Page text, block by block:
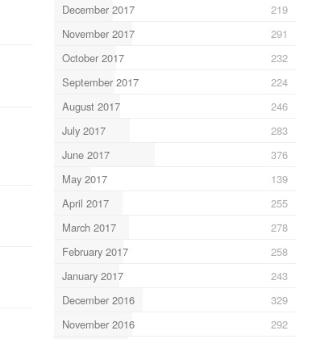
December 2017
219
November 2017
291
October 2017
232
September 2017
224
August 2017
246
July 2017
283
June 2017
376
May 2017
139
April 2017
255
March 2017
278
February 2017
258
January 2017
243
December 2016
329
November 2016
292